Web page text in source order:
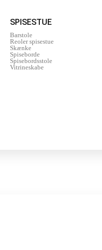
SPISESTUE
Barstole
Reoler spisestue
Skænke
Spiseborde
Spisebordsstole
Vitrineskabe